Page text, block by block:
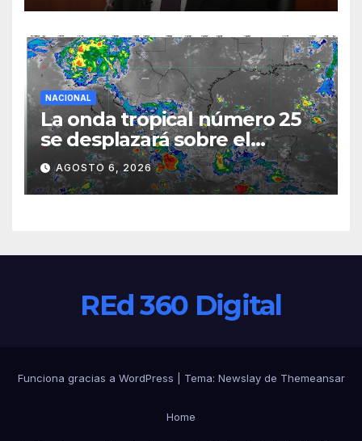
diálogo
NACIONAL
La onda tropical número 25
se desplazará sobre el
sureste mexicano
AGOSTO 6, 2026
REd 360 Digital
Funciona gracias a WordPress Tema: Newslayde Themeansar
Home